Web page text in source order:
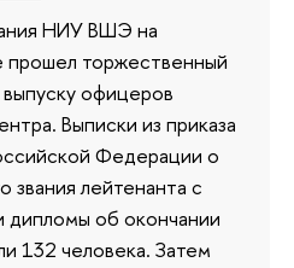
НИУ ВШЭ на
прошел торжественный
офицеров
Выписки из приказа
Федерации о
звания лейтенанта с
дипломы об окончании
132 человека. Затем